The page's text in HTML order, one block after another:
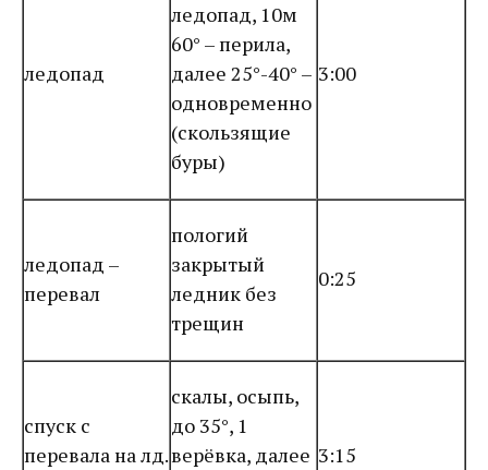
ледопад
ледопад, 10м
60° – перила,
далее 25°-40° –
одновременно
(скользящие
буры)
3:00
ледопад –
перевал
пологий
закрытый
ледник без
трещин
0:25
спуск с
перевала на лд.
скалы, осыпь,
до 35°, 1
верёвка, далее 3:15